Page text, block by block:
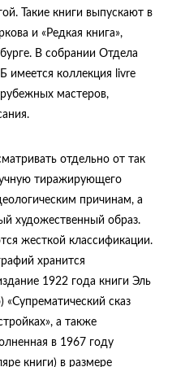
Такие книги выпускают в
и «Редкая книга»,
В собрании Отдела
имеется коллекция livre
мастеров,
отдельно от так
тиражирующего
причинам, а
художественный образ.
жесткой классификации.
хранится
1922 года книги Эль
сказ
а также
в 1967 году
книги) в размере